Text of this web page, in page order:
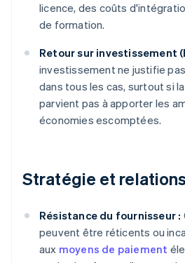
licence, des coûts
de formation.
Retour sur investissement
investissement ne justifie
dans tous les cas, surtout si
parvient pas à apporter les
économies escomptées.
Stratégie et
Résistance du fournisseur :
peuvent être réticents ou
aux moyens de paiement